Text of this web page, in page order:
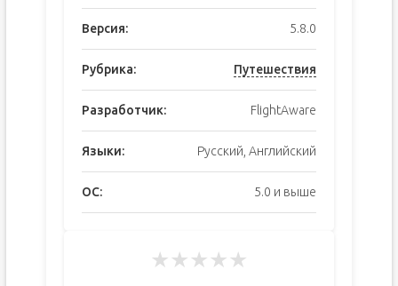
Версия: 5.8.0
Рубрика: Путешествия
Разработчик: FlightAware
Языки: Русский, Английский
ОС: 5.0 и выше
★★★★★